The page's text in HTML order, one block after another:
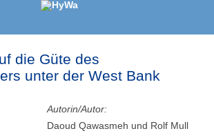
die Güte des
unter der West Bank
Autorin/Autor:
Daoud Qawasmeh und Rolf Mull